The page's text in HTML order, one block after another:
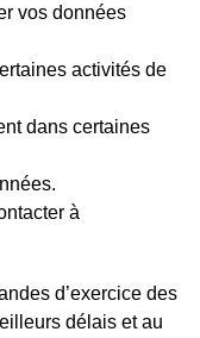
vos données
activités de
dans certaines
à
d’exercice des
délais et au